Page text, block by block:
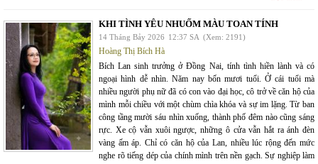
KHI TÌNH YÊU NHUỐM MÀU TOAN TÍNH
14 Tháng Bảy 2026 12:37 SA (Xem: 2191)
Hoàng Thị Bích Hà
Bích Lan sinh trưởng ở Đồng Nai, tính tình hiền lành và có
ngoại hình dễ nhìn. Năm nay bốn mươi tuổi. Ở cái tuổi mà
nhiều người phụ nữ đã có con vào đại học, cô trở về căn hộ của
mình mỗi chiều với một chùm chìa khóa và sự im lặng. Từ ban
công tầng mười sáu nhìn xuống, thành phố đêm nào cũng sáng
rực. Xe cộ vẫn xuôi ngược, những ô cửa vẫn hắt ra ánh đèn
vàng ấm áp. Chỉ có căn hộ của Lan, nhiều lúc rộng đến mức
nghe rõ tiếng dép của chính mình trên nền gạch. Sự nghiệp làm